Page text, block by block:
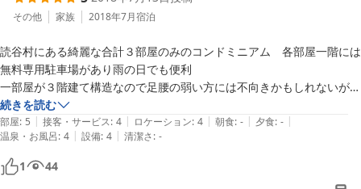
三階がダイニングキッチン、バス、トイレ、洗面、ベランダ。
一通りの調理器具が揃っています。菜箸と、キッチン用のタオルが欲し
かったです。
（台ふきんは２枚あります）
調味料、サランラップ、キッチンペーパー菜箸となどはありません。
料理をする際には、調味料は自分で用意されるか、チェックインの際に
有料（金額は数百円程度）で貸してもらうことが出来るようです。
電子レンジと、ケトルがあります。トースターはありません。
不便なところは、食器を乾かす場所がないことです。
2020-01-22
その他 家族 2018年7月宿泊
読谷村にある綺麗な合計３部屋のみのコンドミニアム　各部屋一階には
無料専用駐車場があり雨の日でも便利
一部屋が３階建て構造なので足腰の弱い方には不向きかもしれないが
部屋の防音性も高く　３階からの見晴らしも良いので　まるで自分の家
にいるようなプライベートな特別感がたまらない。近くにはイオンBIG
やコンビニもあり立地や使い勝手は悪くないものの周辺にはリゾート感
が無いので車を使いアクティブに島を動き回る人向け　年１０回以上は
沖縄へ来る琉球リピーターですが　他人には内緒にしておきたい程の良
続きを読む
部屋: 5 | 接客・サービス: 4 | ロケーション: 4 | 朝食: - | 夕食: - |
温泉・お風呂: 4 | 設備: 4 | 清潔さ: -
1 44